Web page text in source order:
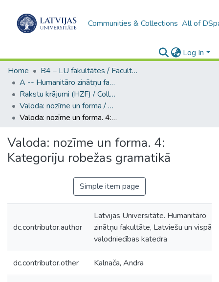
Communities & Collections All of
Log In
Home
B4 – LU fakultātes / Faculties of the UL
A -- Humanitāro zinātņu fakultāte / Faculty of Humanities
Rakstu krājumi (HZF) / Collections of articles
Valoda: nozīme un forma / Language: Meaning and Form
Valoda: nozīme un forma. 4: Kategoriju robežas gramatikā
Valoda: nozīme un forma. 4:
Kategoriju robežas gramatikā
Simple item page
dc.contributor.author
Latvijas Universitāte. Humanitāro
zinātņu fakultāte, Latviešu un
valodniecības katedra
dc.contributor.other Kalnača, Andra